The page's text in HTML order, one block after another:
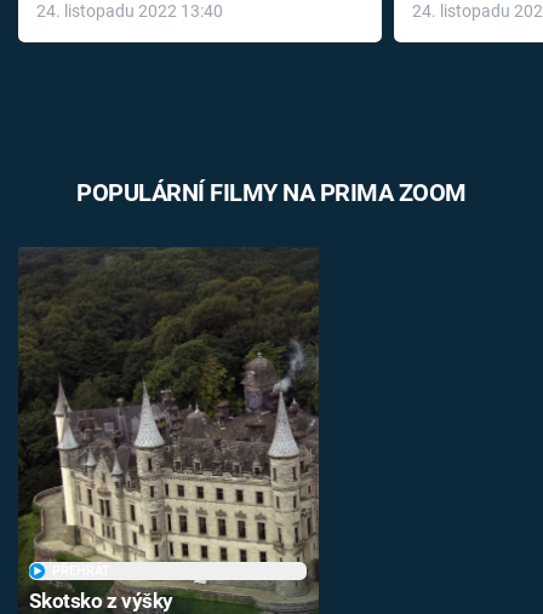
24. listopadu 2022 13:40
léky
24. listopadu
POPULÁRNÍ FILMY NA PRIMA ZOOM
Skotsko z výšky